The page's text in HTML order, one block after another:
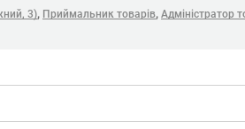
3), Приймальник товарів, Адміністратор